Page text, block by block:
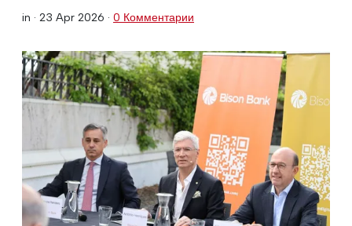
in · 23 Apr 2026 · 0 Комментарии